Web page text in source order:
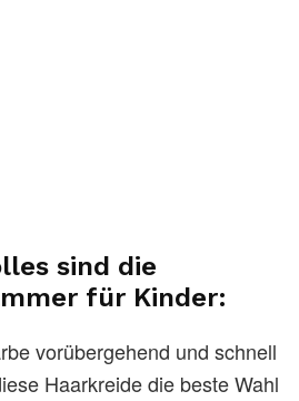
sind die
für Kinder:
vorübergehend und schnell
Haarkreide die beste Wahl